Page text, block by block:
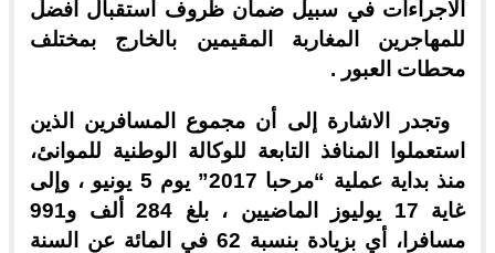
الاجراءات في سبيل ضمان ظروف استقبال أفضل
للمهاجرين المغاربة المقيمين بالخارج بمختلف
محطات العبور .
وتجدر الاشارة إلى أن مجموع المسافرين الذين
استعملوا المنافذ التابعة للوكالة الوطنية للموانئ،
منذ بداية عملية “مرحبا 2017” يوم 5 يونيو ، وإلى
غاية 17 يوليوز الماضيين ، بلغ 284 ألف و991
مسافرا، أي بزيادة بنسبة 62 في المائة عن السنة